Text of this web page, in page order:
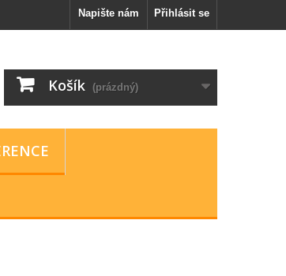
Přihlásit se
Napište nám
Košík (prázdný)